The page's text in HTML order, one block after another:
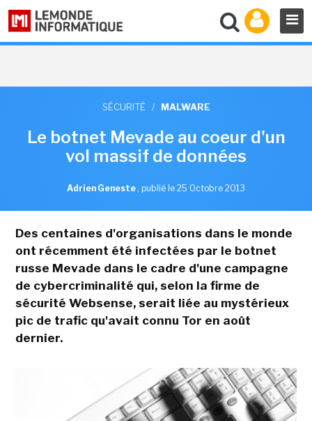
SÉCURITÉ / MALWARE
Le botnet Mevade au coeur d'un
vol massif de données
Adrien Geneste , publié le 25 Octobre 2013
Des centaines d'organisations dans le monde
ont récemment été infectées par le botnet
russe Mevade dans le cadre d'une campagne
de cybercriminalité qui, selon la firme de
sécurité Websense, serait liée au mystérieux
pic de trafic qu'avait connu Tor en août
dernier.